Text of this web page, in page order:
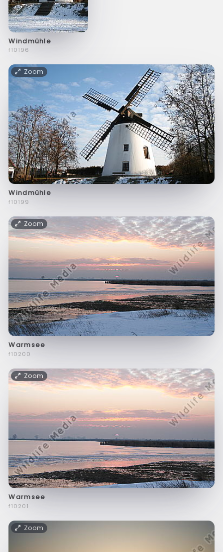
Windmühle
f10196
Zoom
Windmühle
f10199
Zoom
Warmsee
f10200
Zoom
Warmsee
f10201
Zoom